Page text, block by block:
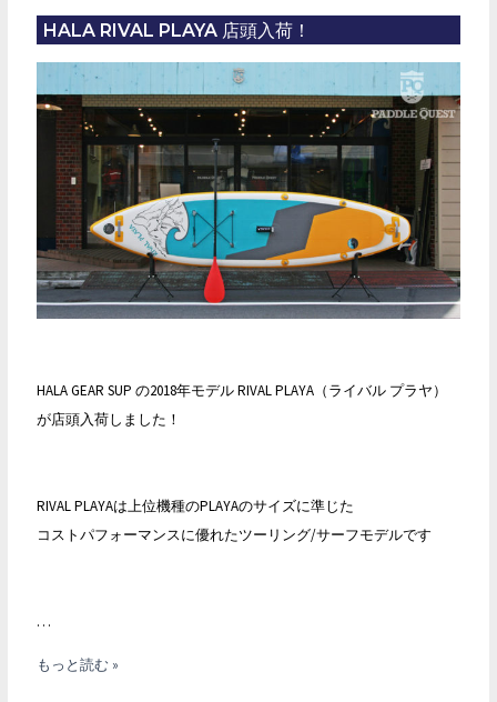
2018
デ
掃
セ
ー
HALA RIVAL PLAYA 店頭入荷！
HALA GEAR SUP の2018年モデル RIVAL PLAYA（ライバル プラヤ）
が店頭入荷しました！
RIVAL PLAYAは上位機種のPLAYAのサイズに準じた
コストパフォーマンスに優れたツーリング/サーフモデルです
…
HALA
もっと読む »